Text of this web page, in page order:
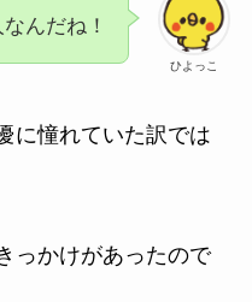
ひよっこ
んだね！
に憧れていた訳では
っかけがあったので